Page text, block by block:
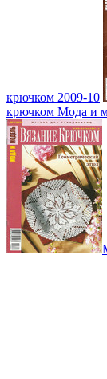
крючком 2009-10
крючком Мода и